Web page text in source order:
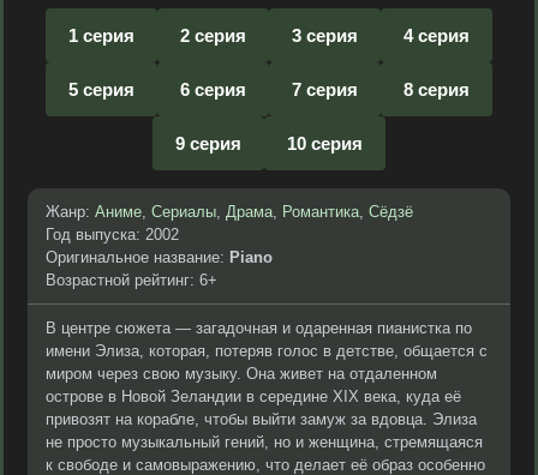
1 серия 2 серия 3 серия 4 серия
5 серия 6 серия 7 серия 8 серия
9 серия 10 серия
Жанр: Аниме, Сериалы, Драма, Романтика, Сёдзё
Год выпуска: 2002
Оригинальное название: Piano
Возрастной рейтинг: 6+
В центре сюжета — загадочная и одаренная пианистка по
имени Элиза, которая, потеряв голос в детстве, общается с
миром через свою музыку. Она живет на отдаленном
острове в Новой Зеландии в середине XIX века, куда её
привозят на корабле, чтобы выйти замуж за вдовца. Элиза
не просто музыкальный гений, но и женщина, стремящаяся
к свободе и самовыражению, что делает её образ особенно